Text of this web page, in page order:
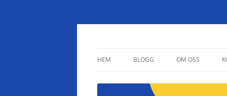
HEM BLOGG OM OSS